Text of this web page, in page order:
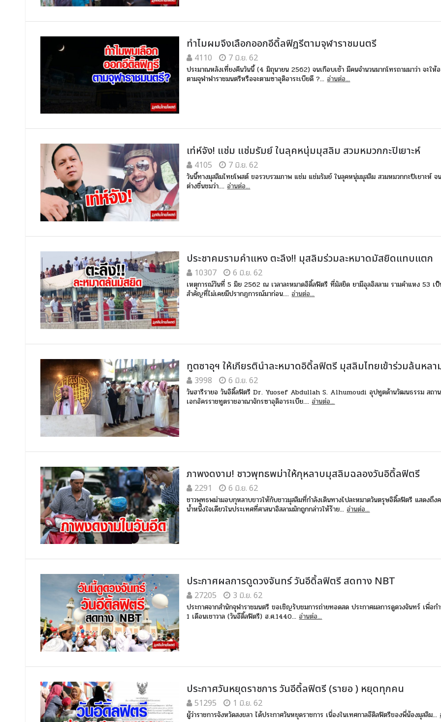
ทำไมผมจึงเลือกออกอีดิ้ลฟิฏรีตามจุฬาราชมนตรี
4110 7 มิ.ย. 62
ประมาณหลังเที่ยงคืนวันนี้ (4 มิถุนายน 2562) จนเกือบเช้า มีคนจำนวนมากโทรถามมาว่า จะให้
ตามจุฬาฬาราชมนตรีหรือจะตามซาอุดิอาระเบียดี ?... อ่านต่อ...
เท่ห์จัง! แช่ม แช่มรัมย์ ในลุคหนุ่มมุสลิม สวมหมวกกะปิเยาะห์
4105 7 มิ.ย. 62
วันนี้ทางมุสลิมไทยโพสต์ ขอรวบรวมภาพ แช่ม แช่มรัมย์ ในลุคหนุ่มมุสลิม สวมหมวกกะปิเยาะห์ จ
ต่างชื่นชมว่า....อ่านต่อ...
ประชาคมรามคำแหง ตะลึง!! มุสลิมร่วมละหมาดมัสยิดแทบแตก
10307 6 มิ.ย. 62
เหตุการณ์วันที่ 5 มิย 2562 ณ เวลาละหมาดอิดิ้ลฟิตรี ที่มัสยิด ยามีอุลอิสลาม รามคำแหง 53 เป็
สำคัญที่ไม่เคยมีปรากฎการณ์มาก่อน.... อ่านต่อ...
ทูตซาอุฯ ให้เกียรตินำละหมาดอิดิ้ลฟิตรี มุสลิมไทยเข้าร่วมล้นหลา
3998 6 มิ.ย. 62
วันฮารีรายอ วันอิดิ้ลฟิตรี Dr. Yuosef Abdullah S. Alhumoudi อุปทูตด้านวัฒนธรรม สถาน
เอกอัครราชทูตราชอาณาจักรซาอุดิอาระเบีย.... อ่านต่อ...
ภาพงดงาม! ชาวพุทธพม่าให้กุหลาบมุสลิมฉลองวันอิดิ้ลฟิตรี
2291 6 มิ.ย. 62
ชาวพุทธพม่ามอบกุหลาบขาวให้กับชาวมุสลิมที่กำลังเดินทางไปละหมาดวันตรุษอิดิ้ลฟิตรี แสดงถึง
น้ำหนึ่งใจเดียวในประเทศที่ศาสนาอิสลามมักถูกกล่าวให้ร้าย... อ่านต่อ...
ประกาศผลการดูดวงจันทร์ วันอีดิ้ลฟิตรี สดทาง NBT
27205 3 มิ.ย. 62
ประกาศจากสำนักจุฬาราชมนตรี ขอเชิญรับชมการถ่ายทอดสด ประกาศผลการดูดวงจันทร์ เพื่อก
1 เดือนเชาวาล (วันอีดิ้ลฟิตรี) ฮ.ศ.1440...อ่านต่อ...
ประกาศวันหยุดราชการ วันอีดิ้ลฟิตรี (รายอ ) หยุดทุกคน
51295 1 มิ.ย. 62
ผู้ว่าราชการจังหวัดสงขลา ได้ประกาศวันหยุดราชการ เนื่องในเทศกาลอีดิลฟิตรีของพี่น้องมุสลิม...